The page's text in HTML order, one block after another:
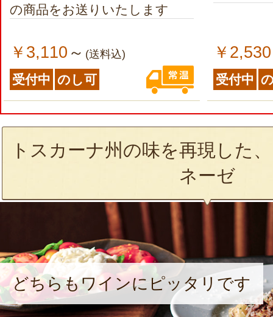
の商品をお送りいたします
￥3,110 ～ (送料込)
受付中 のし可
￥2,530
受付中
トスカーナ州の味を再現した
ネーゼ
どちらもワインにピッタリです